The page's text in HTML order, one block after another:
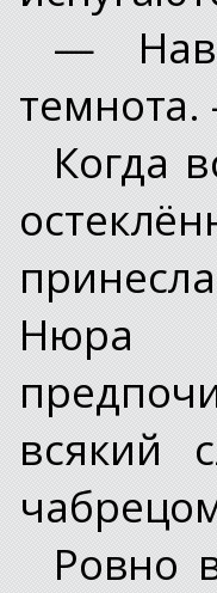
—
Когда
Нюра
всякий
Ровно